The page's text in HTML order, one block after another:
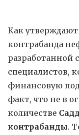
Как
контрабанда
разработанной
специалистов,
финансовую
факт, что не в
количестве
контрабанды.